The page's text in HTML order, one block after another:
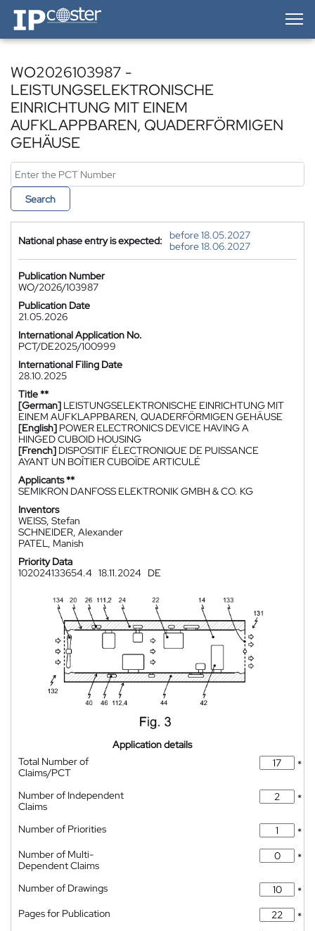
IP-Coster — Home
WO2026103987 -
LEISTUNGSELEKTRONISCHE
EINRICHTUNG MIT EINEM
AUFKLAPPBAREN, QUADERFÖRMIGEN
GEHÄUSE
Search
National phase entry is expected:
before 18.05.2027
before 18.06.2027
Publication Number
WO/2026/103987
Publication Date
21.05.2026
International Application No.
PCT/DE2025/100999
International Filing Date
28.10.2025
Title **
[German] LEISTUNGSELEKTRONISCHE EINRICHTUNG MIT
EINEM AUFKLAPPBAREN, QUADERFÖRMIGEN GEHÄUSE
[English] POWER ELECTRONICS DEVICE HAVING A
HINGED CUBOID HOUSING
[French] DISPOSITIF ÉLECTRONIQUE DE PUISSANCE
AYANT UN BOÎTIER CUBOÏDE ARTICULÉ
Applicants **
SEMIKRON DANFOSS ELEKTRONIK GMBH & CO. KG
Inventors
WEISS, Stefan
SCHNEIDER, Alexander
PATEL, Manish
Priority Data
102024133654.4 18.11.2024 DE
Application details
Total Number of
Claims/PCT
*
Number of Independent
Claims
*
Number of Priorities
*
Number of Multi-
Dependent Claims
*
Number of Drawings
*
Pages for Publication
*